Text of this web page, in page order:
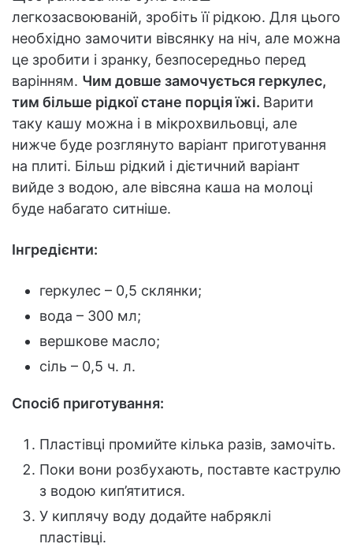
легкозасвоюваній, зробіть її рідкою. Для цього
необхідно замочити вівсянку на ніч, але можна
це зробити і зранку, безпосередньо перед
варінням. Чим довше замочується геркулес,
тим більше рідкої стане порція їжі. Варити
таку кашу можна і в мікрохвильовці, але
нижче буде розглянуто варіант приготування
на плиті. Більш рідкий і дієтичний варіант
вийде з водою, але вівсяна каша на молоці
буде набагато ситніше.
Інгредієнти:
геркулес – 0,5 склянки;
вода – 300 мл;
вершкове масло;
сіль – 0,5 ч. л.
Спосіб приготування:
Пластівці промийте кілька разів, замочіть.
Поки вони розбухають, поставте каструлю
з водою кип’ятитися.
У киплячу воду додайте набряклі
пластівці.